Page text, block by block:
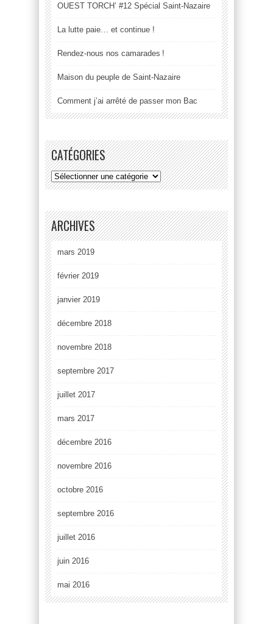
OUEST TORCH’ #12 Spécial Saint-Nazaire
La lutte paie… et continue !
Rendez-nous nos camarades !
Maison du peuple de Saint-Nazaire
Comment j’ai arrêté de passer mon Bac
CATÉGORIES
ARCHIVES
mars 2019
février 2019
janvier 2019
décembre 2018
novembre 2018
septembre 2017
juillet 2017
mars 2017
décembre 2016
novembre 2016
octobre 2016
septembre 2016
juillet 2016
juin 2016
mai 2016